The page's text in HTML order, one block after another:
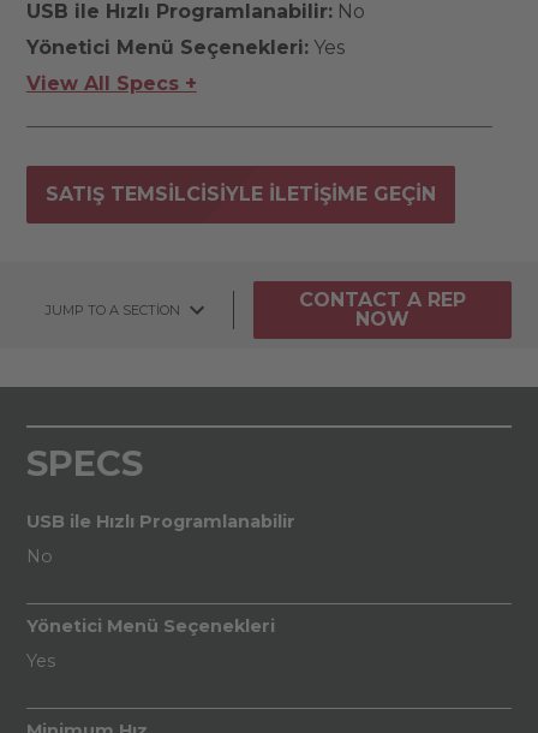
USB ile Hızlı Programlanabilir:No
Yönetici Menü Seçenekleri:Yes
View All Specs +
SATIŞ TEMSILCISIYLE ILETIŞIME GEÇIN
JUMP TO A SECTION
CONTACT A REP
NOW
SPECS
USB ile Hızlı Programlanabilir
No
Yönetici Menü Seçenekleri
Yes